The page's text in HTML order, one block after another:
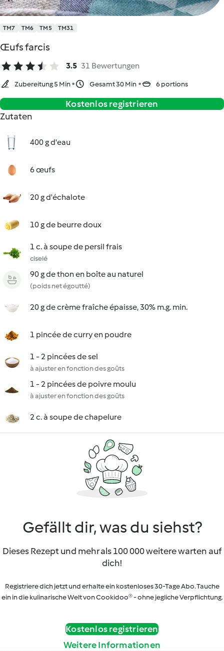
TM7 TM6 TM5 TM31
Œufs farcis
3.5 31 Bewertungen
Zubereitung 5 Min Gesamt 30 Min 6 portions
Kostenlos registrieren
Zutaten
400 g d'eau
6 œufs
20 g d'échalote
10 g de beurre doux
1 c. à soupe de persil frais
ciselé
90 g de thon en boîte au naturel
(poids net égoutté)
20 g de crème fraîche épaisse, 30% m.g. min.
1 pincée de curry en poudre
1 - 2 pincées de sel
à ajuster en fonction des goûts
1 - 2 pincées de poivre moulu
à ajuster en fonction des goûts
2 c. à soupe de chapelure
Gefällt dir, was du siehst?
Dieses Rezept und mehr als 100 000 weitere warten auf
dich!
Registriere dich jetzt und erhalte ein kostenloses 30-Tage Abo. Tauche
ein in die kulinarische Welt von Cookidoo® - ohne jegliche Verpflichtung.
Kostenlos registrieren
Weitere Informationen